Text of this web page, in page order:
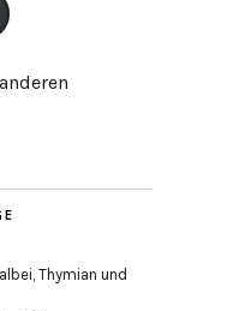
Thymian und